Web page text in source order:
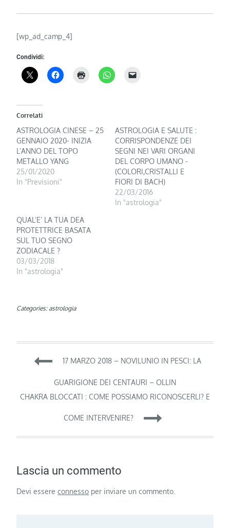
[wp_ad_camp_4]
Condividi:
Correlati
ASTROLOGIA CINESE – 25
GENNAIO 2020- INIZIA
L’ANNO DEL TOPO
METALLO YANG
25/01/2020
In "Previsioni"
ASTROLOGIA E SALUTE :
CORRISPONDENZE DEI
SEGNI NEI VARI ORGANI
DEL CORPO UMANO -
(COLORI,CRISTALLI E
FIORI DI BACH)
22/03/2016
In "astrologia"
QUAL’E’ LA TUA DEA
PROTETTRICE BASATA
SUL TUO SEGNO
ZODIACALE ?
03/03/2018
In "astrologia"
Categories: astrologia
Navigazione
articoli
17 MARZO 2018 – NOVILUNIO IN PESCI: LA
GUARIGIONE DEI CENTAURI – OLLIN
CHAKRA BLOCCATI : COME POSSIAMO RICONOSCERLI? E
COME INTERVENIRE?
Lascia un commento
Devi essereconnesso per inviare un commento.